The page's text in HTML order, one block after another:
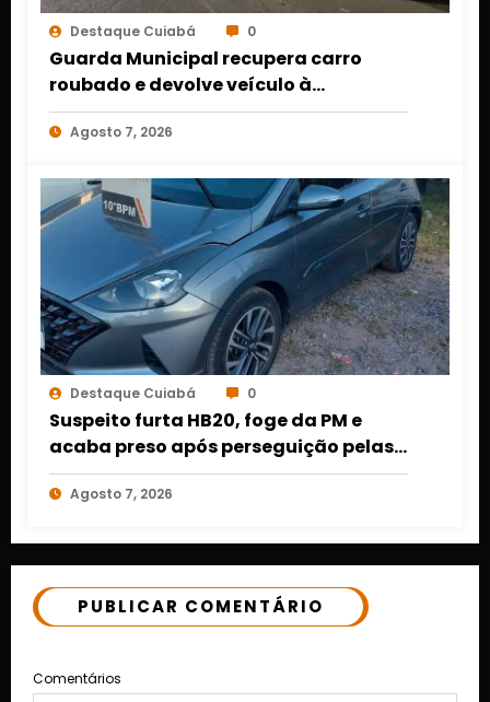
Destaque Cuiabá 0
Guarda Municipal recupera carro
roubado e devolve veículo à
proprietária em Várzea Grande
Agosto 7, 2026
Destaque Cuiabá 0
Suspeito furta HB20, foge da PM e
acaba preso após perseguição pelas
ruas de Cuiabá
Agosto 7, 2026
PUBLICAR COMENTÁRIO
Comentários